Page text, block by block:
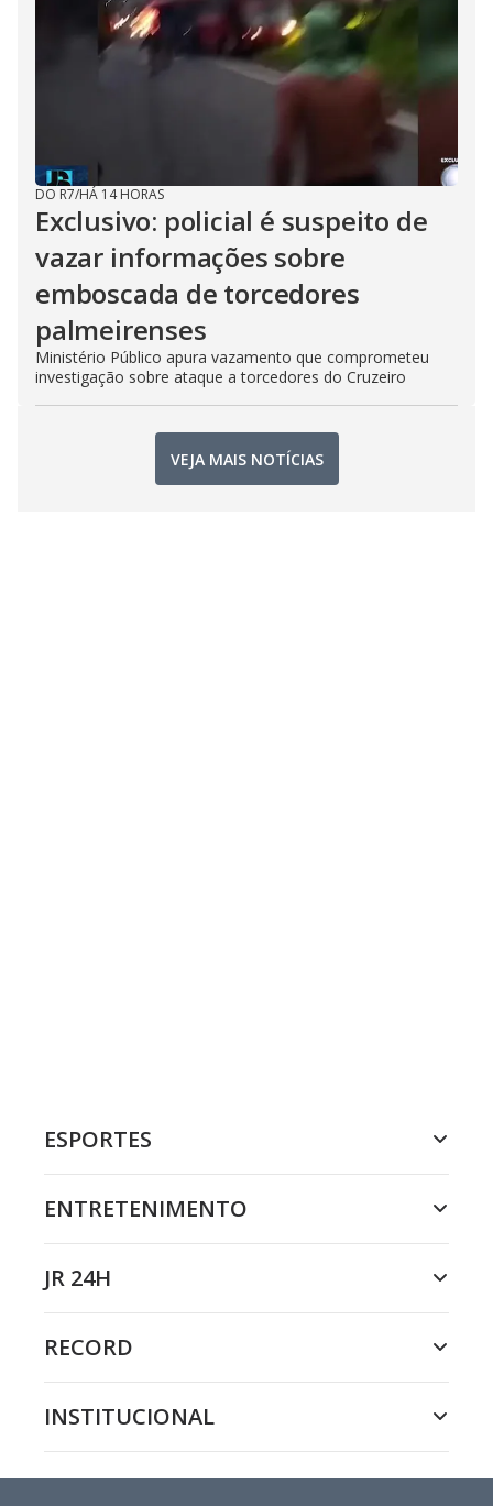
DO R7/HÁ 14 HORAS
Exclusivo: policial é suspeito de
vazar informações sobre
emboscada de torcedores
palmeirenses
Ministério Público apura vazamento que comprometeu
investigação sobre ataque a torcedores do Cruzeiro
VEJA MAIS NOTÍCIAS
ESPORTES
ENTRETENIMENTO
JR 24H
RECORD
INSTITUCIONAL